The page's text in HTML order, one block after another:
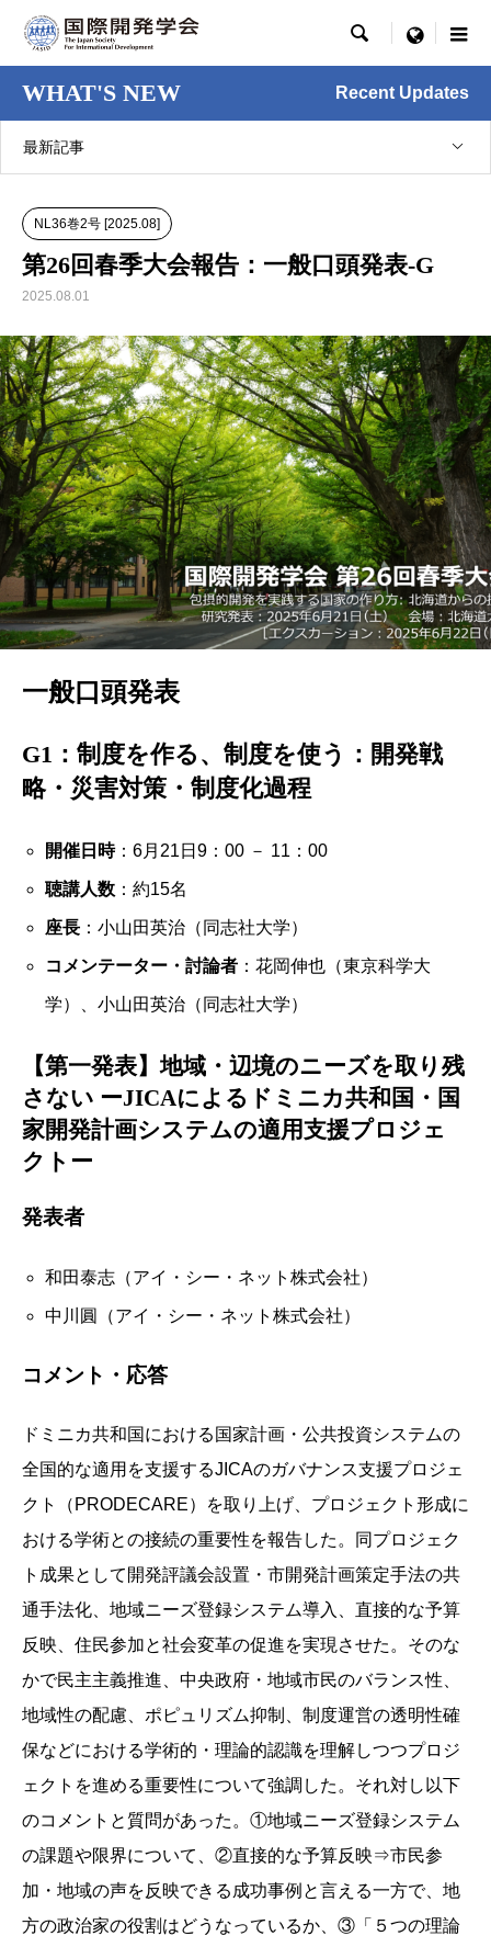
 menu
WHAT'S NEW Recent Updates
最新記事
NL36巻2号 [2025.08]
第26回春季大会報告：一般口頭発表-G
2025.08.01
一般口頭発表
G1：制度を作る、制度を使う：開発戦
略・災害対策・制度化過程
開催日時：6月21日9：00 － 11：00
聴講人数：約15名
座長：小山田英治（同志社大学）
コメンテーター・討論者：花岡伸也（東京科学大
学）、小山田英治（同志社大学）
【第一発表】地域・辺境のニーズを取り残
さない ーJICAによるドミニカ共和国・国
家開発計画システムの適用支援プロジェ
クトー
発表者
和田泰志（アイ・シー・ネット株式会社）
中川圓（アイ・シー・ネット株式会社）
コメント・応答
ドミニカ共和国における国家計画・公共投資システムの
全国的な適用を支援するJICAのガバナンス支援プロジェ
クト（PRODECARE）を取り上げ、プロジェクト形成に
おける学術との接続の重要性を報告した。同プロジェク
ト成果として開発評議会設置・市開発計画策定手法の共
通手法化、地域ニーズ登録システム導入、直接的な予算
反映、住民参加と社会変革の促進を実現させた。そのな
かで民主主義推進、中央政府・地域市民のバランス性、
地域性の配慮、ポピュリズム抑制、制度運営の透明性確
保などにおける学術的・理論的認識を理解しつつプロジ
ェクトを進める重要性について強調した。それ対し以下
のコメントと質問があった。①地域ニーズ登録システム
の課題や限界について、②直接的な予算反映⇒市民参
加・地域の声を反映できる成功事例と言える一方で、地
方の政治家の役割はどうなっているか、③「５つの理論